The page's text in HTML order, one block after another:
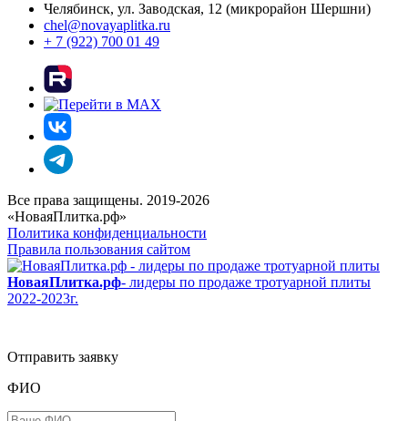
Челябинск, ул. Заводская, 12 (микрорайон Шершни)
chel@novayaplitka.ru
+ 7 (922) 700 01 49
Все права защищены. 2019-2026
«НоваяПлитка.рф»
Политика конфиденциальности
Правила пользования сайтом
НоваяПлитка.рф- лидеры по продаже тротуарной плиты
2022-2023г.
Отправить заявку
ФИО